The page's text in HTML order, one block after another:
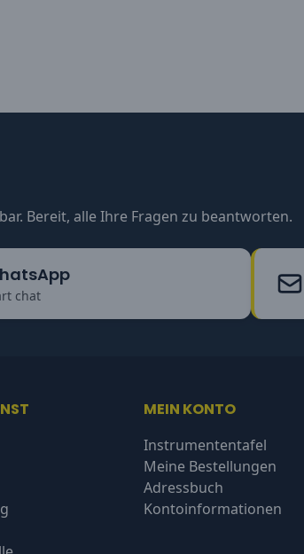
Bereit, alle Ihre Fragen zu beantworten.
chat
MEIN KONTO
Instrumententafel
Meine Bestellungen
Adressbuch
Kontoinformationen